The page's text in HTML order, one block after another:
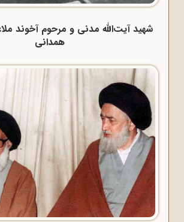
شهید آیت‌الله مدنی و مرحوم آخوند
همدانی